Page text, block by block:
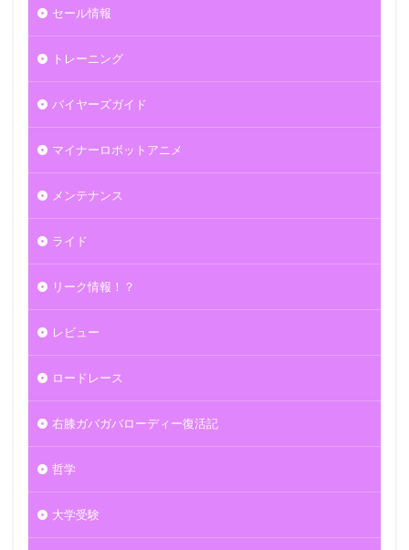
セール情報
トレーニング
バイヤーズガイド
マイナーロボットアニメ
メンテナンス
ライド
リーク情報！？
レビュー
ロードレース
右膝ガバガバローディー復活記
哲学
大学受験